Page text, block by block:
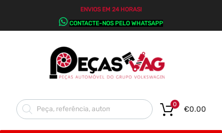
ENVIOS EM 24 HORAS!
CONTACTE-NOS PELO WHATSAPP
€0.00
0